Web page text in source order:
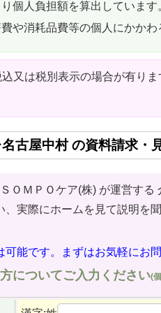
個人負担額を算出しています
や消耗品費等の個人にかか
又は税別表示の場合が有り
古屋中村 の資料請求・
ＯＭＰＯケア(株) が運営する
、実際にホームを見て説明を
能です。まずはお気軽にお問
についてご入力ください(